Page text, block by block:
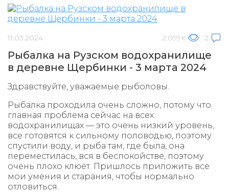
11.03.2024 2.099K 2
Рыбалка на Рузском водохранилище
в деревне Щербинки - 3 марта 2024
Здравствуйте, уважаемые рыболовы.
Рыбалка проходила очень сложно, потому что
главная проблема сейчас на всех
водохранилищах — это очень низкий уровень,
все готовятся к сильному половодью, поэтому
спустили воду, и рыба там, где была, она
переместилась, вся в беспокойстве, поэтому
очень плохо клюёт. Пришлось приложить все
мои умения и старания, чтобы нормально
отловиться.